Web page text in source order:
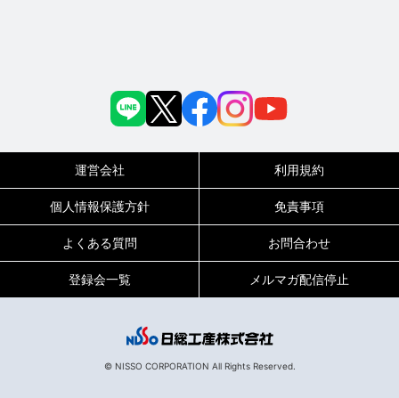
運営会社 利用規約
個人情報保護方針 免責事項
よくある質問 お問合わせ
登録会一覧 メルマガ配信停止
© NISSO CORPORATION All Rights Reserved.